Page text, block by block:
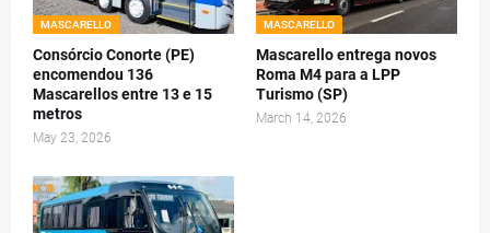
MASCARELLO
Consórcio Conorte (PE)
encomendou 136
Mascarellos entre 13 e 15
metros
May 23, 2026
MASCARELLO
Mascarello entrega novos
Roma M4 para a LPP
Turismo (SP)
March 14, 2026